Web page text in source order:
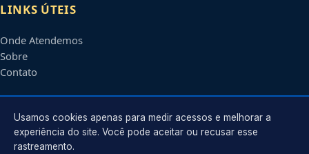
LINKS ÚTEIS
Onde Atendemos
Sobre
Contato
CONTATO
Atendimento em
Usamos cookies apenas para medir acessos e melhorar a
experiência do site. Você pode aceitar ou recusar esse
rastreamento.